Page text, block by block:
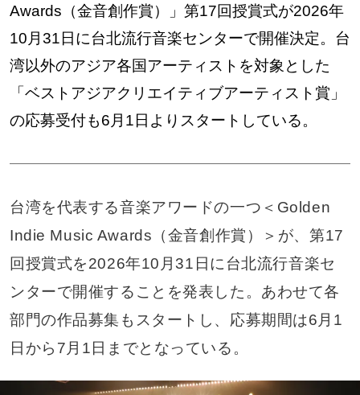
Awards（金音創作賞）」第17回授賞式が2026年
10月31日に台北流行音楽センターで開催決定。台
湾以外のアジア各国アーティストを対象とした
「ベストアジアクリエイティブアーティスト賞」
の応募受付も6月1日よりスタートしている。
台湾を代表する音楽アワードの一つ＜Golden
Indie Music Awards（金音創作賞）＞が、第17
回授賞式を2026年10月31日に台北流行音楽セ
ンターで開催することを発表した。あわせて各
部門の作品募集もスタートし、応募期間は6月1
日から7月1日までとなっている。